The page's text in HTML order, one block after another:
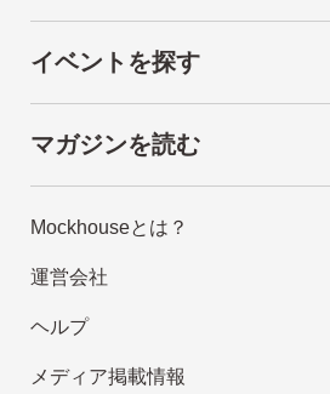
イベントを探す
マガジンを読む
Mockhouseとは？
運営会社
ヘルプ
メディア掲載情報